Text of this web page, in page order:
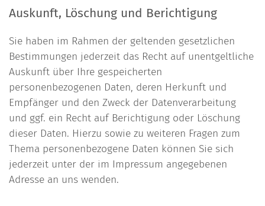
Auskunft, Löschung und Berichtigung
Sie haben im Rahmen der geltenden gesetzlichen
Bestimmungen jederzeit das Recht auf unentgeltliche
Auskunft über Ihre gespeicherten
personenbezogenen Daten, deren Herkunft und
Empfänger und den Zweck der Datenverarbeitung
und ggf. ein Recht auf Berichtigung oder Löschung
dieser Daten. Hierzu sowie zu weiteren Fragen zum
Thema personenbezogene Daten können Sie sich
jederzeit unter der im Impressum angegebenen
Adresse an uns wenden.